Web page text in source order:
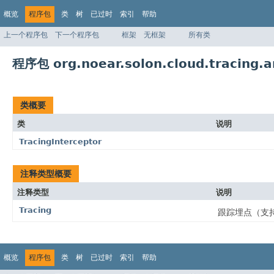
概览 程序包 类 树 已过时 索引 帮助
上一个程序包 下一个程序包 框架 无框架 所有类
程序包
类概要
类
说明
TracingInterceptor
注释类型概要
注释类型
说明
Tracing
跟踪埋点（支
概览 程序包 类 树 已过时 索引 帮助